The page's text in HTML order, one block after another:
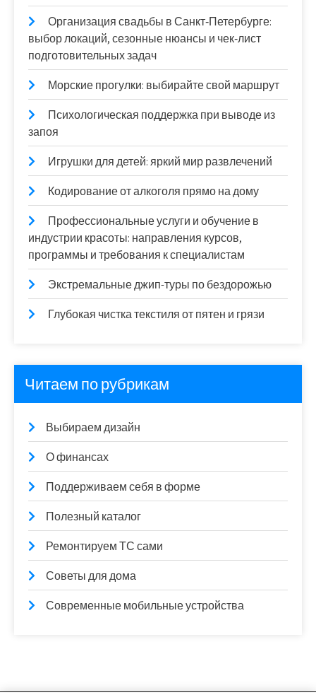
Организация свадьбы в Санкт‑Петербурге:
выбор локаций, сезонные нюансы и чек‑лист
подготовительных задач
Морские прогулки: выбирайте свой маршрут
Психологическая поддержка при выводе из
запоя
Игрушки для детей: яркий мир развлечений
Кодирование от алкоголя прямо на дому
Профессиональные услуги и обучение в
индустрии красоты: направления курсов,
программы и требования к специалистам
Экстремальные джип-туры по бездорожью
Глубокая чистка текстиля от пятен и грязи
Читаем по рубрикам
Выбираем дизайн
О финансах
Поддерживаем себя в форме
Полезный каталог
Ремонтируем ТС сами
Советы для дома
Современные мобильные устройства